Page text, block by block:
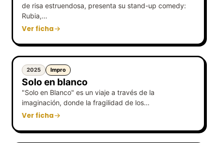
de risa estruendosa, presenta su stand-up comedy:
Rubia,…
Ver ficha
2025 Impro
Solo en blanco
"Solo en Blanco" es un viaje a través de la
imaginación, donde la fragilidad de los…
Ver ficha